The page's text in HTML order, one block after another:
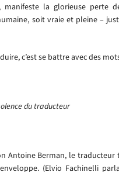
la glorieuse perte
soit vraie et pleine –
c’est se battre avec des
du traducteur
Antoine Berman, le
(Elvio Fachinelli